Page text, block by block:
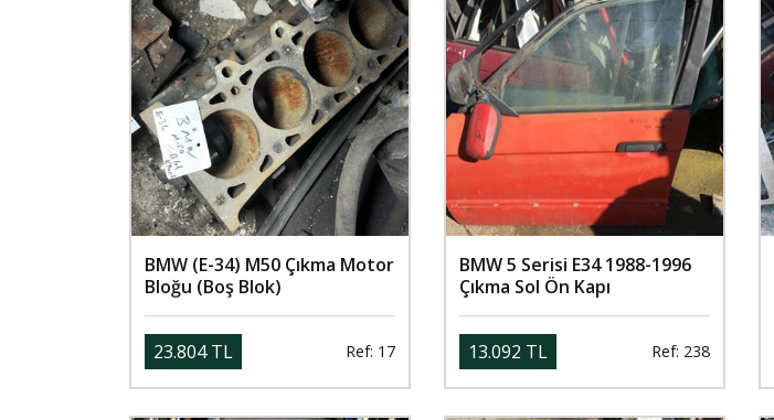
BMW (E-34) M50 Çıkma Motor
Bloğu (Boş Blok)
23.804 TL Ref: 17
BMW 5 Serisi E34 1988-1996
Çıkma Sol Ön Kapı
13.092 TL Ref: 238